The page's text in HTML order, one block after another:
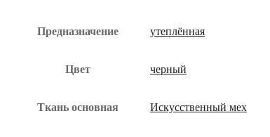
Предназначение утеплённая
Цвет черный
Ткань основная Искусственный мех